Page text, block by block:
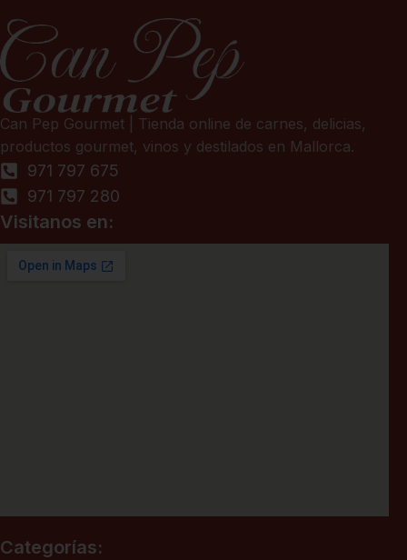
Can Pep Gourmet | Tienda online de carnes, delicias,
productos gourmet, vinos y destilados en Mallorca.
971 797 675
971 797 280
Visitanos en:
Categorías: